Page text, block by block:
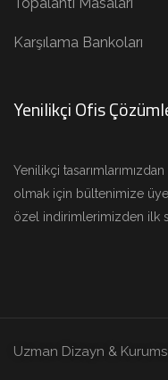
Karşılama Bankoları
Yenilikçi Ofis
Yenilikçi
olmak için bültenimize
özel indirimlerimizden ilk
Uzman Dizayn &